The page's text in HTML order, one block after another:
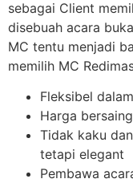
sebagai Client
disebuah acara
MC tentu menjadi
memilih MC
Fleksibel
Harga
Tidak kaku
tetapi elegant
Pembawa